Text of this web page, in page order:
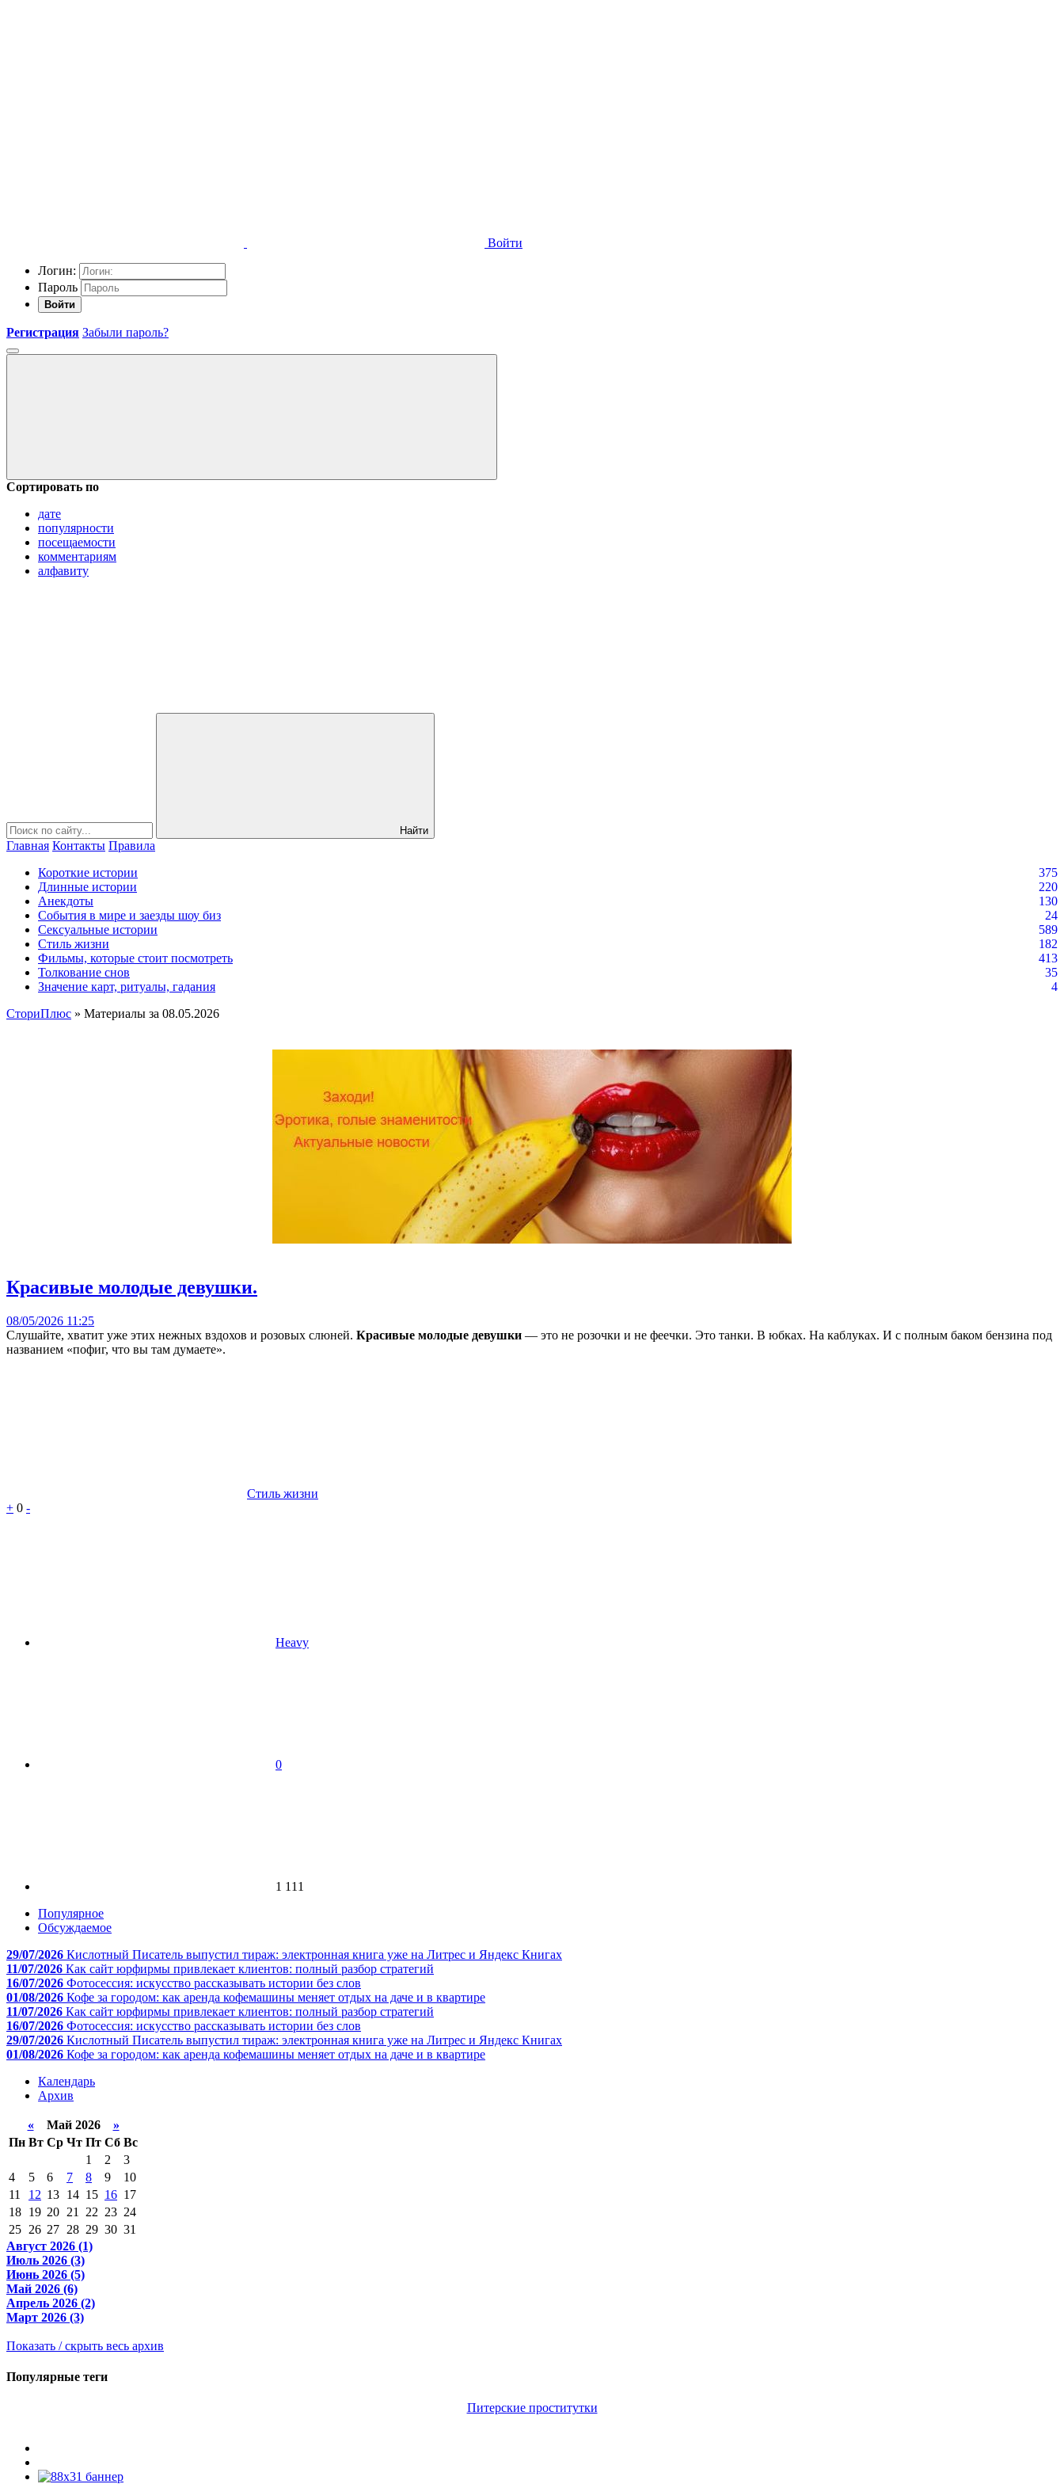
Войти
Логин:
Пароль
Войти
Регистрация Забыли пароль?
Сортировать по
дате
популярности
посещаемости
комментариям
алфавиту
Найти
Главная Контакты Правила
Короткие истории
375
Длинные истории
220
Анекдоты
130
События в мире и заезды шоу биз
24
Сексуальные истории
589
Стиль жизни
182
Фильмы, которые стоит посмотреть
413
Толкование снов
35
Значение карт, ритуалы, гадания
4
СториПлюс » Материалы за 08.05.2026
Красивые молодые девушки.
08/05/2026 11:25
Слушайте, хватит уже этих нежных вздохов и розовых слюней. Красивые молодые девушки — это не розочки и не феечки. Это танки. В юбках. На каблуках. И с полным баком бензина под
названием «пофиг, что вы там думаете».
Стиль жизни
+ 0 -
Heavy
0
1 111
Популярное
Обсуждаемое
29/07/2026 Кислотный Писатель выпустил тираж: электронная книга уже на Литрес и Яндекс Книгах
11/07/2026 Как сайт юрфирмы привлекает клиентов: полный разбор стратегий
16/07/2026 Фотосессия: искусство рассказывать истории без слов
01/08/2026 Кофе за городом: как аренда кофемашины меняет отдых на даче и в квартире
11/07/2026 Как сайт юрфирмы привлекает клиентов: полный разбор стратегий
16/07/2026 Фотосессия: искусство рассказывать истории без слов
29/07/2026 Кислотный Писатель выпустил тираж: электронная книга уже на Литрес и Яндекс Книгах
01/08/2026 Кофе за городом: как аренда кофемашины меняет отдых на даче и в квартире
Календарь
Архив
«Май 2026 »
Пн Вт Ср Чт Пт Сб Вс
1
2
3
4
5 6 7 8 9
10
11
12 13 14 15 16 17
18 19 20 21 22 23 24
25 26 27 28 29 30 31
Август 2026 (1)
Июль 2026 (3)
Июнь 2026 (5)
Май 2026 (6)
Апрель 2026 (2)
Март 2026 (3)
Показать / скрыть весь архив
Популярные теги
Питерские проститутки